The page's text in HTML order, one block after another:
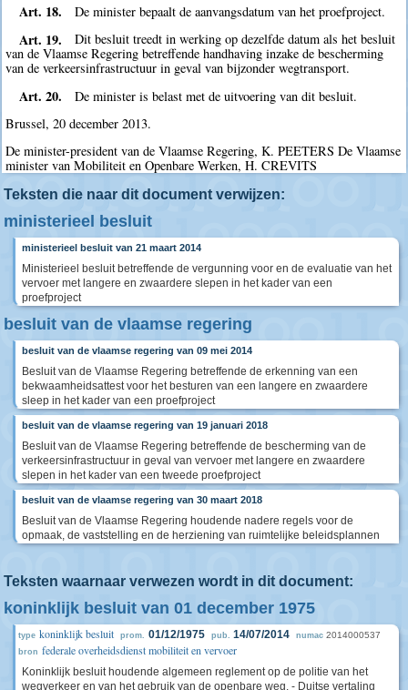
Art. 18. De minister bepaalt de aanvangsdatum van het proefproject.
Art. 19.
Dit besluit treedt in werking op dezelfde datum als het besluit
van de Vlaamse Regering betreffende handhaving inzake de bescherming
van de verkeersinfrastructuur in geval van bijzonder wegtransport.
Art. 20.
De minister is belast met de uitvoering van dit besluit.
Brussel, 20 december 2013.
De minister-president van de Vlaamse Regering, K. PEETERS De Vlaamse
minister van Mobiliteit en Openbare Werken, H. CREVITS
Teksten die naar dit document verwijzen:
ministerieel besluit
ministerieel besluit van 21 maart 2014
Ministerieel besluit betreffende de vergunning voor en de evaluatie van het
vervoer met langere en zwaardere slepen in het kader van een
proefproject
besluit van de vlaamse regering
besluit van de vlaamse regering van 09 mei 2014
Besluit van de Vlaamse Regering betreffende de erkenning van een
bekwaamheidsattest voor het besturen van een langere en zwaardere
sleep in het kader van een proefproject
besluit van de vlaamse regering van 19 januari 2018
Besluit van de Vlaamse Regering betreffende de bescherming van de
verkeersinfrastructuur in geval van vervoer met langere en zwaardere
slepen in het kader van een tweede proefproject
besluit van de vlaamse regering van 30 maart 2018
Besluit van de Vlaamse Regering houdende nadere regels voor de
opmaak, de vaststelling en de herziening van ruimtelijke beleidsplannen
Teksten waarnaar verwezen wordt in dit document:
koninklijk besluit van 01 december 1975
type koninklijk besluit prom. 01/12/1975 pub. 14/07/2014 numac 2014000537
bron federale overheidsdienst mobiliteit en vervoer
Koninklijk besluit houdende algemeen reglement op de politie van het
wegverkeer en van het gebruik van de openbare weg. - Duitse vertaling